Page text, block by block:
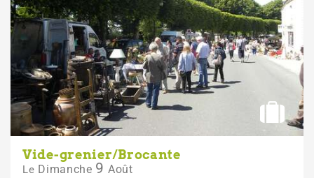
Vide-grenier/Brocante
Le Dimanche 9 Août